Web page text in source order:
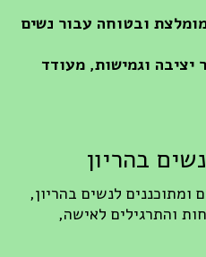
ובטוחה עבור נשים
וגמישות, מעודד
בהריון
ומתוכננים לנשים בהריון,
והתרגילים לאישה,